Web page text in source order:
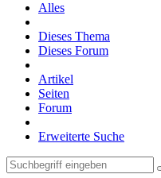
Alles
Dieses Thema
Dieses Forum
Artikel
Seiten
Forum
Erweiterte Suche